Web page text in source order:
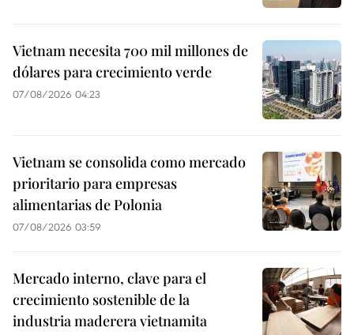
Vietnam necesita 700 mil millones de
dólares para crecimiento verde
07/08/2026 04:23
Vietnam se consolida como mercado
prioritario para empresas
alimentarias de Polonia
07/08/2026 03:59
Mercado interno, clave para el
crecimiento sostenible de la
industria maderera vietnamita